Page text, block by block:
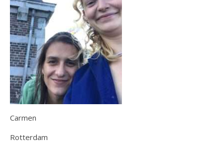
Carmen
Rotterdam